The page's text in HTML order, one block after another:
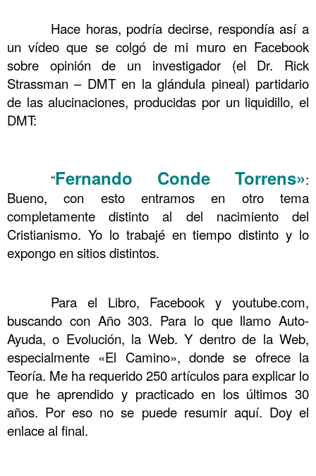
Hace horas, podría decirse, respondía así a
un vídeo que se colgó de mi muro en Facebook
sobre opinión de un investigador (el Dr. Rick
Strassman – DMT en la glándula pineal) partidario
de las alucinaciones, producidas por un liquidillo, el
DMT:
“Fernando Conde Torrens»:
Bueno, con esto entramos en otro tema
completamente distinto al del nacimiento del
Cristianismo. Yo lo trabajé en tiempo distinto y lo
expongo en sitios distintos.
Para el Libro, Facebook y youtube.com,
buscando con Año 303. Para lo que llamo Auto-
Ayuda, o Evolución, la Web. Y dentro de la Web,
especialmente «El Camino», donde se ofrece la
Teoría. Me ha requerido 250 artículos para explicar lo
que he aprendido y practicado en los últimos 30
años. Por eso no se puede resumir aquí. Doy el
enlace al final.